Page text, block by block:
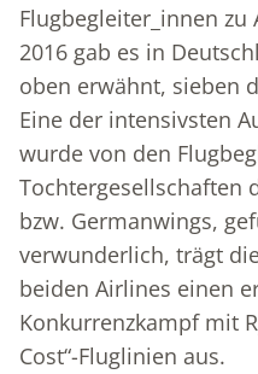
Flugbegleiter_innen
2016 gab es in
oben erwähnt, sieben
Eine der intensivsten
wurde von den
Tochtergesellschaften
bzw. Germanwings,
verwunderlich, trägt
beiden Airlines einen
Konkurrenzkampf mit
Cost“-Fluglinien aus.